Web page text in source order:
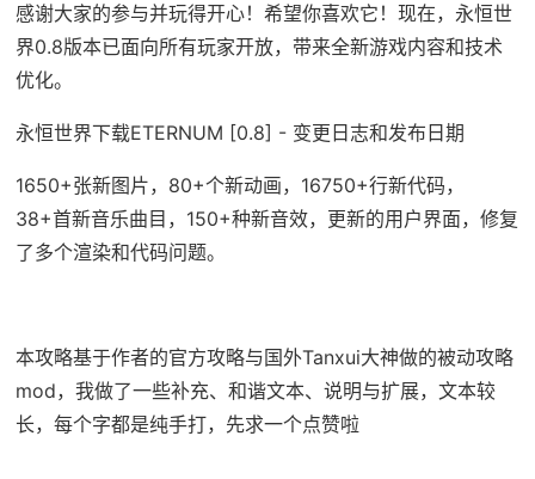
感谢大家的参与并玩得开心！希望你喜欢它！现在，永恒世
界0.8版本已面向所有玩家开放，带来全新游戏内容和技术
优化。
永恒世界下载ETERNUM [0.8] - 变更日志和发布日期
1650+张新图片，80+个新动画，16750+行新代码，
38+首新音乐曲目，150+种新音效，更新的用户界面，修复
了多个渲染和代码问题。
本攻略基于作者的官方攻略与国外Tanxui大神做的被动攻略
mod，我做了一些补充、和谐文本、说明与扩展，文本较
长，每个字都是纯手打，先求一个点赞啦